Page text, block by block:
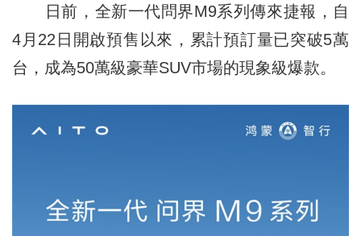
日前，全新一代問界M9系列傳來捷報，自
4月22日開啟預售以來，累計預訂量已突破5萬
台，成為50萬級豪華SUV市場的現象級爆款。